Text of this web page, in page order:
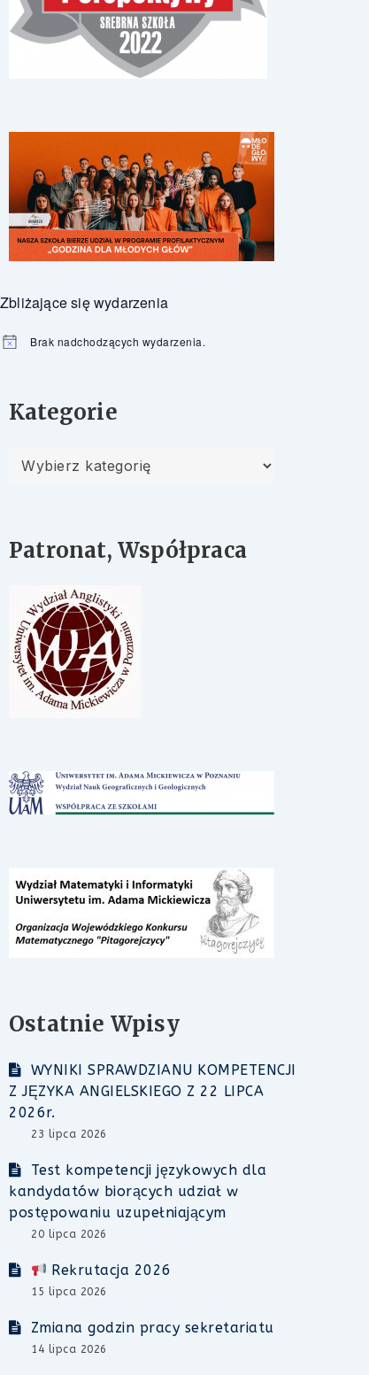
Zbliżające się wydarzenia
Powiadomienie
Brak nadchodzących wydarzenia.
Kategorie
Kategorie
Patronat, Współpraca
Ostatnie Wpisy
WYNIKI SPRAWDZIANU KOMPETENCJI
Z JĘZYKA ANGIELSKIEGO Z 22 LIPCA
2026r.
23 lipca 2026
Test kompetencji językowych dla
kandydatów biorących udział w
postępowaniu uzupełniającym
20 lipca 2026
Rekrutacja 2026
15 lipca 2026
Zmiana godzin pracy sekretariatu
14 lipca 2026